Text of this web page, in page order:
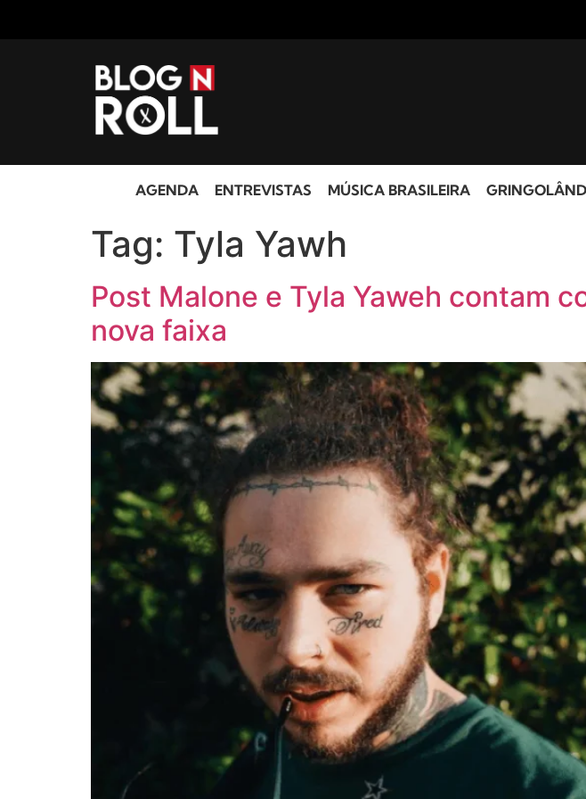
AGENDA ENTREVISTAS MÚSICA BRASILEIRA
Tag: Tyla Yawh
Post Malone e Tyla Yaweh contam
nova faixa